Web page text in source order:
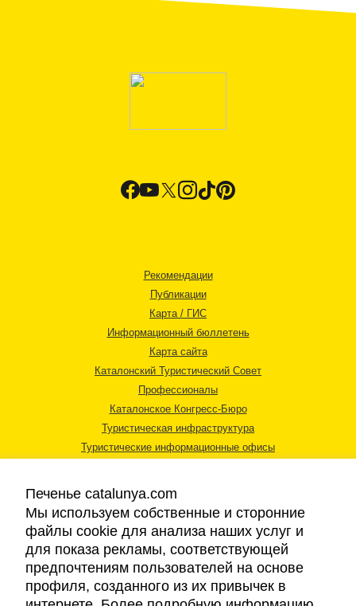
Рекомендации
Публикации
Карта / ГИС
Информационный бюллетень
Карта сайта
Каталонский Туристический Совет
Профессионалы
Каталонское Конгресс-Бюро
Туристическая инфраструктура
Туристические информационные офисы
Правовая информация
Cookies
Печенье catalunya.com
Мы используем собственные и сторонние
файлы cookie для анализа наших услуг и
для показа рекламы, соответствующей
предпочтениям пользователей на основе
профиля, созданного из их привычек в